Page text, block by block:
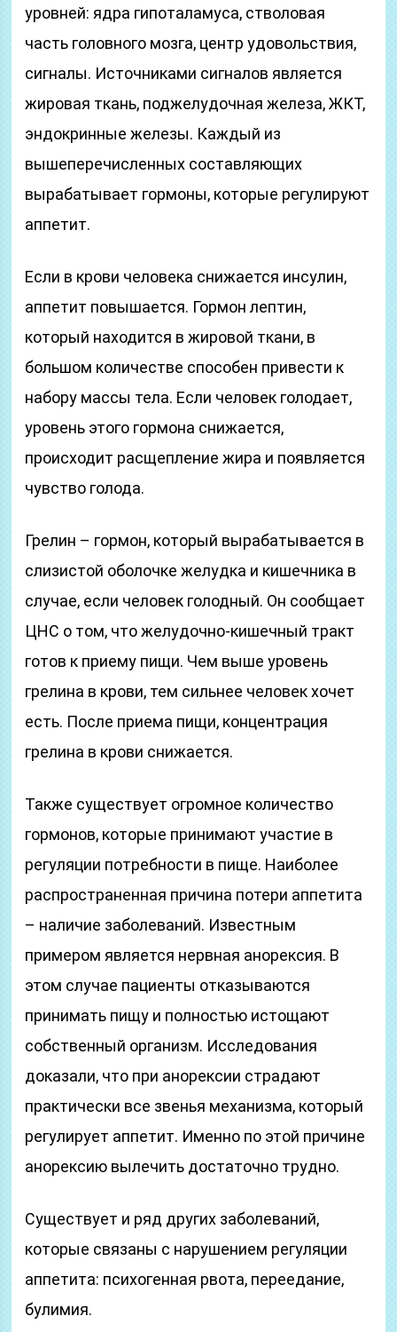
уровней: ядра гипоталамуса, стволовая
часть головного мозга, центр удовольствия,
сигналы. Источниками сигналов является
жировая ткань, поджелудочная железа, ЖКТ,
эндокринные железы. Каждый из
вышеперечисленных составляющих
вырабатывает гормоны, которые регулируют
аппетит.
Если в крови человека снижается инсулин,
аппетит повышается. Гормон лептин,
который находится в жировой ткани, в
большом количестве способен привести к
набору массы тела. Если человек голодает,
уровень этого гормона снижается,
происходит расщепление жира и появляется
чувство голода.
Грелин – гормон, который вырабатывается в
слизистой оболочке желудка и кишечника в
случае, если человек голодный. Он сообщает
ЦНС о том, что желудочно-кишечный тракт
готов к приему пищи. Чем выше уровень
грелина в крови, тем сильнее человек хочет
есть. После приема пищи, концентрация
грелина в крови снижается.
Также существует огромное количество
гормонов, которые принимают участие в
регуляции потребности в пище. Наиболее
распространенная причина потери аппетита
– наличие заболеваний. Известным
примером является нервная анорексия. В
этом случае пациенты отказываются
принимать пищу и полностью истощают
собственный организм. Исследования
доказали, что при анорексии страдают
практически все звенья механизма, который
регулирует аппетит. Именно по этой причине
анорексию вылечить достаточно трудно.
Существует и ряд других заболеваний,
которые связаны с нарушением регуляции
аппетита: психогенная рвота, переедание,
булимия.